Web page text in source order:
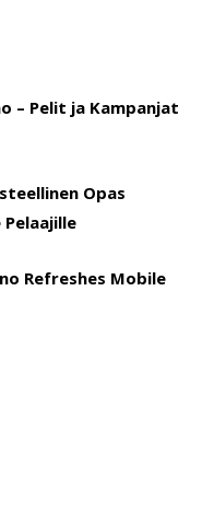
– Pelit ja Kampanjat
Opas
Refreshes Mobile